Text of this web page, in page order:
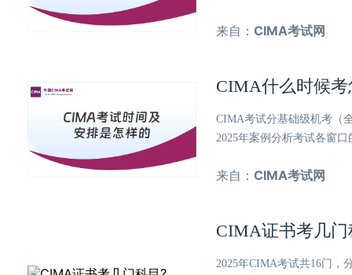
来自： CIMA考试网
CIMA什么时候
CIMA考试分基础级机考（
2025年案例分析考试各窗
来自： CIMA考试网
CIMA证书考几门
2025年CIMA考试共16门，